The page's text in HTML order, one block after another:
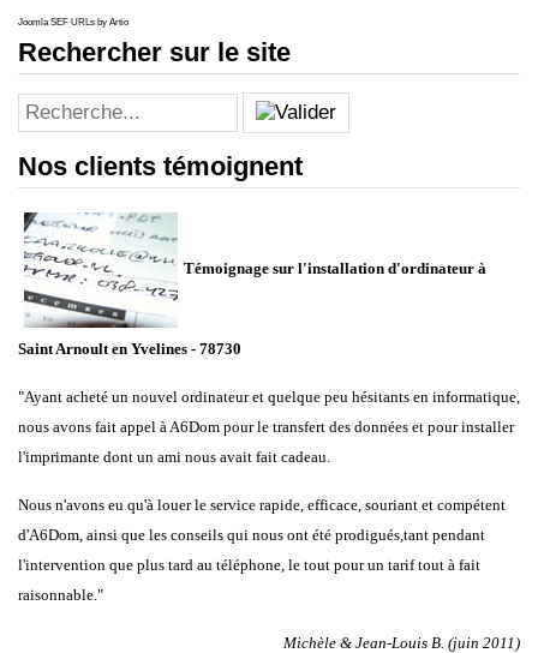
Joomla SEF URLs by Artio
Rechercher sur le site
Nos clients témoignent
Témoignage sur l'installation d'ordinateur à
Saint Arnoult en Yvelines - 78730
"Ayant acheté un nouvel ordinateur et quelque peu hésitants en informatique,
nous avons fait appel à A6Dom pour le transfert des données et pour installer
l'imprimante dont un ami nous avait fait cadeau.
Nous n'avons eu qu'à louer le service rapide, efficace, souriant et compétent
d'A6Dom, ainsi que les conseils qui nous ont été prodigués,tant pendant
l'intervention que plus tard au téléphone, le tout pour un tarif tout à fait
raisonnable."
Michèle & Jean-Louis B. (juin 2011)